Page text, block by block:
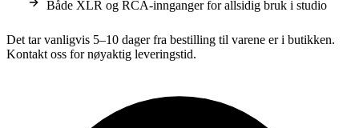
Både XLR og RCA-innganger for allsidig bruk i studio
Det tar vanligvis 5–10 dager fra bestilling til varene er i butikken.
Kontakt oss for nøyaktig leveringstid.